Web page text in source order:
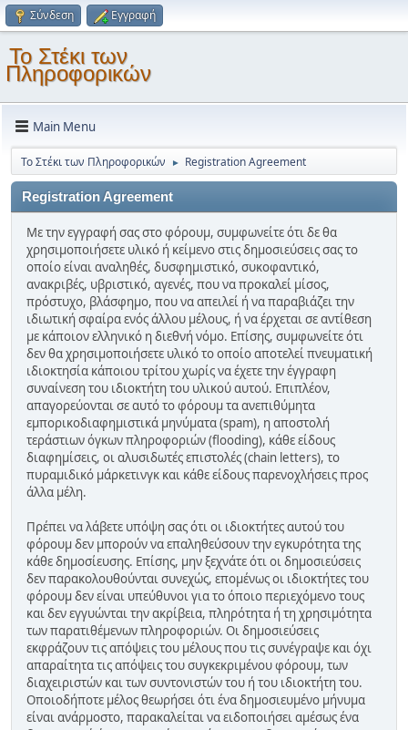
Σύνδεση Εγγραφή
Το Στέκι των
Πληροφορικών
Main Menu
Το Στέκι των Πληροφορικών ► Registration Agreement
Registration Agreement
Με την εγγραφή σας στο φόρουμ, συμφωνείτε ότι δε θα
χρησιμοποιήσετε υλικό ή κείμενο στις δημοσιεύσεις σας το
οποίο είναι αναληθές, δυσφημιστικό, συκοφαντικό,
ανακριβές, υβριστικό, αγενές, που να προκαλεί μίσος,
πρόστυχο, βλάσφημο, που να απειλεί ή να παραβιάζει την
ιδιωτική σφαίρα ενός άλλου μέλους, ή να έρχεται σε αντίθεση
με κάποιον ελληνικό η διεθνή νόμο. Επίσης, συμφωνείτε ότι
δεν θα χρησιμοποιήσετε υλικό το οποίο αποτελεί πνευματική
ιδιοκτησία κάποιου τρίτου χωρίς να έχετε την έγγραφη
συναίνεση του ιδιοκτήτη του υλικού αυτού. Επιπλέον,
απαγορεύονται σε αυτό το φόρουμ τα ανεπιθύμητα
εμπορικοδιαφημιστικά μηνύματα (spam), η αποστολή
τεράστιων όγκων πληροφοριών (flooding), κάθε είδους
διαφημίσεις, οι αλυσιδωτές επιστολές (chain letters), το
πυραμιδικό μάρκετινγκ και κάθε είδους παρενοχλήσεις προς
άλλα μέλη.
Πρέπει να λάβετε υπόψη σας ότι οι ιδιοκτήτες αυτού του
φόρουμ δεν μπορούν να επαληθεύσουν την εγκυρότητα της
κάθε δημοσίευσης. Επίσης, μην ξεχνάτε ότι οι δημοσιεύσεις
δεν παρακολουθούνται συνεχώς, επομένως οι ιδιοκτήτες του
φόρουμ δεν είναι υπεύθυνοι για το όποιο περιεχόμενο τους
και δεν εγγυώνται την ακρίβεια, πληρότητα ή τη χρησιμότητα
των παρατιθέμενων πληροφοριών. Οι δημοσιεύσεις
εκφράζουν τις απόψεις του μέλους που τις συνέγραψε και όχι
απαραίτητα τις απόψεις του συγκεκριμένου φόρουμ, των
διαχειριστών και των συντονιστών του ή του ιδιοκτήτη του.
Οποιοδήποτε μέλος θεωρήσει ότι ένα δημοσιευμένο μήνυμα
είναι ανάρμοστο, παρακαλείται να ειδοποιήσει αμέσως ένα